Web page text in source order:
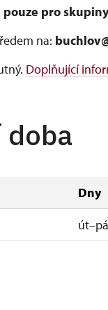
pouze pro
na:
Doplňující
doba
Dny
út–pá